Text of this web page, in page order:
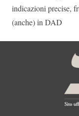
indicazioni precise,
(anche) in DAD